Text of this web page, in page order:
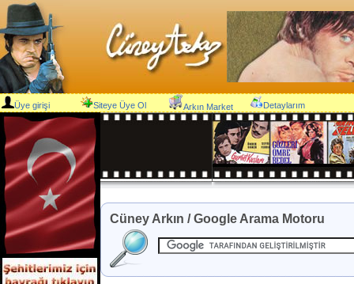
Üye girişi Siteye Üye Ol Arkın Market Detaylarım
Cüney Arkın / Google Arama Motoru